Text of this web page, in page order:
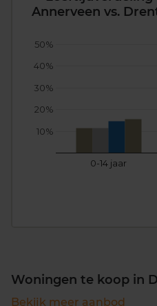
Annerveen vs.
0-14 jaar
10%
20%
30%
40%
50%
Woningen te koop in
Bekijk meer aanbod